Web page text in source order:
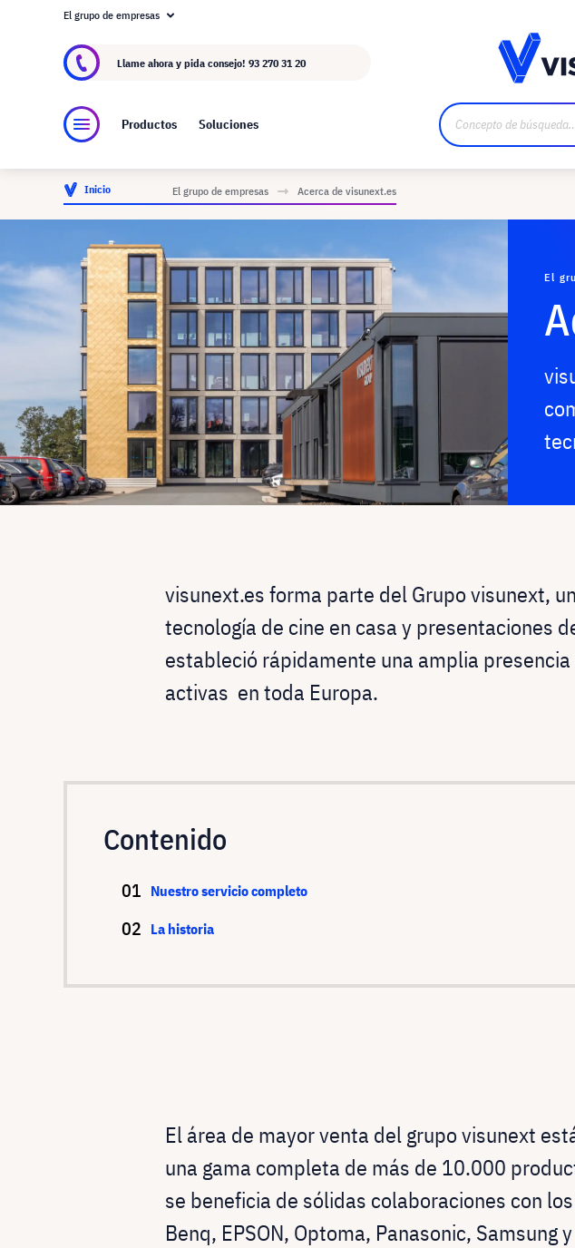
Acerca de visunext.es
El grupo de empresas
Llame ahora y pida consejo! 93 270 31 20
Productos Soluciones
Inicio El grupo de empresas Acerca de visunext.es
El
visunext.es forma parte del Grupo visunext,
tecnología de cine en casa y presentaciones
estableció rápidamente una amplia
activas en toda Europa.
Contenido
Nuestro servicio completo
La historia
El área de mayor venta del grupo visunext
una gama completa de más de 10.000
se beneficia de sólidas colaboraciones con
Benq, EPSON, Optoma, Panasonic, Samsung